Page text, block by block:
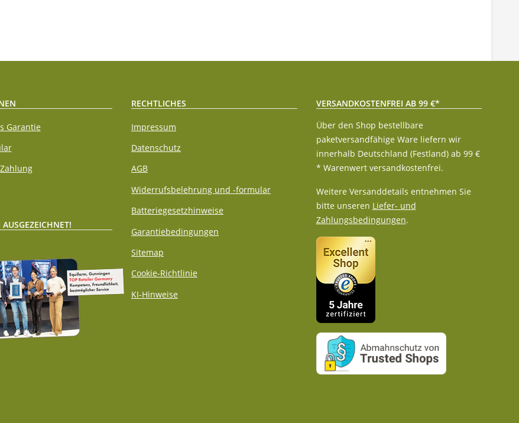
Garantie
RECHTLICHES
Impressum
Datenschutz
AGB
Widerrufsbelehrung und -formular
Batteriegesetzhinweise
Garantiebedingungen
Sitemap
Cookie-Richtlinie
KI-Hinweise
VERSANDKOSTENFREI AB 99 €*
Über den Shop bestellbare
paketversandfähige Ware liefern wir
innerhalb Deutschland (Festland) ab 99 €
* Warenwert versandkostenfrei.
Weitere Versanddetails entnehmen Sie
bitte unseren Liefer- und
Zahlungsbedingungen.